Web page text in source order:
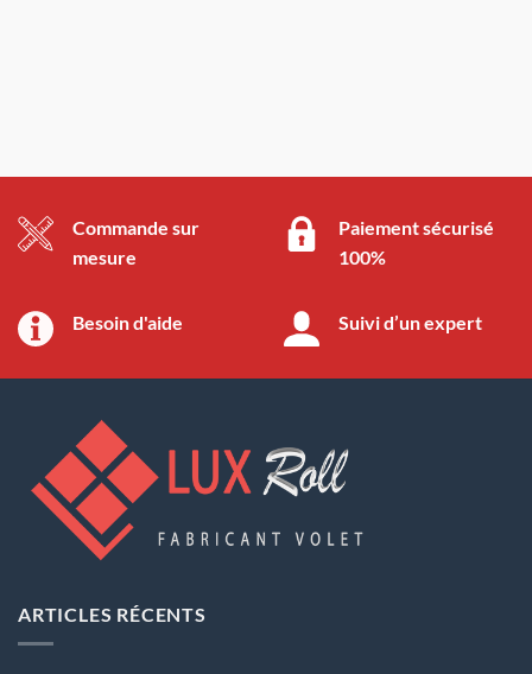
Commande sur
mesure
Paiement sécurisé
100%
Besoin d'aide Suivi d’un expert
ARTICLES RÉCENTS